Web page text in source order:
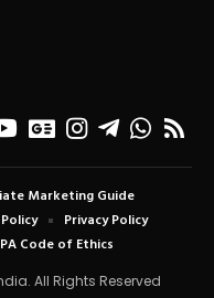
All Rights Reserved
Marketing Guide
Privacy Policy
Code of Ethics